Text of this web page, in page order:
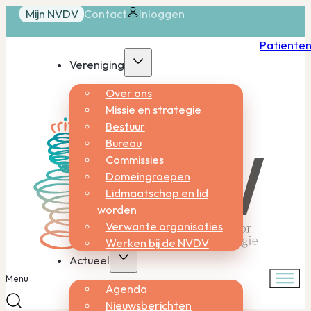
Mijn NVDV Contact Inloggen
Vereniging
Over ons
Missie en strategie
Bestuur
Bureau
Commissies
Domeingroepen
Lidmaatschap en lid
worden
Verwante organisaties
Werken bij de NVDV
Actueel
Agenda
Nieuwsberichten
Menu